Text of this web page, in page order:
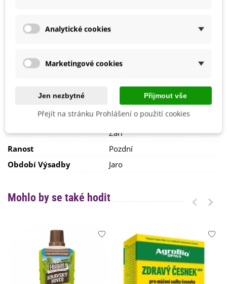
Odrůda Česneku
Výrobce
SemenaOnline
Nehybridní
Červenec
Září
Ranost
Pozdní
Období Výsadby
Jaro
Mohlo by se také hodit
Analytické cookies
Marketingové cookies
Jen nezbytné Přijmout vše
Přejít na stránku Prohlášení o použití cookies